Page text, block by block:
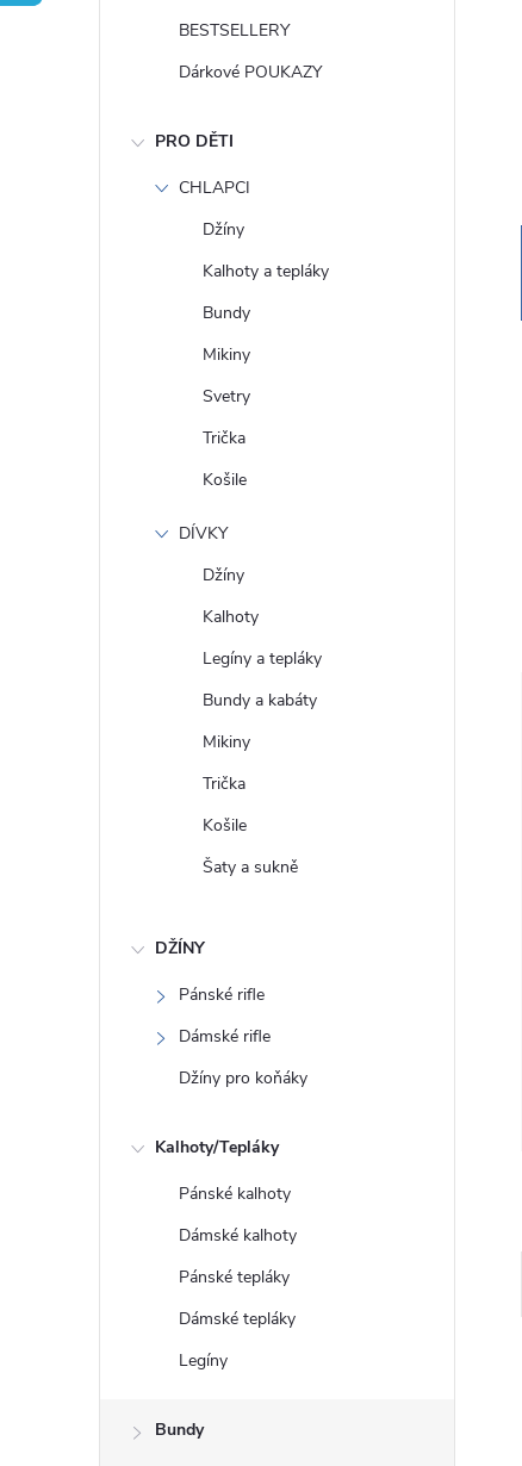
BESTSELLERY
Dárkové POUKAZY
PRO DĚTI
CHLAPCI
Džíny
Kalhoty a tepláky
Bundy
Mikiny
Svetry
Trička
Košile
DÍVKY
Džíny
Kalhoty
Legíny a tepláky
Bundy a kabáty
Mikiny
Trička
Košile
Šaty a sukně
DŽÍNY
Pánské rifle
Dámské rifle
Džíny pro koňáky
Kalhoty/Tepláky
Pánské kalhoty
Dámské kalhoty
Pánské tepláky
Dámské tepláky
Legíny
Bundy